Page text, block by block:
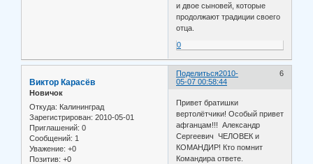
и двое сыновей, которые
продолжают традиции своего
отца.
0
Поделиться 6
2010-
05-07 00:58:44
Виктор Карасёв
Новичок
Откуда: Калининград
Зарегистрирован: 2010-05-01
Приглашений: 0
Сообщений: 1
Уважение: +0
Позитив: +0
Привет братишки
вертолётчики! Особый привет
афганцам!!! Александр
Сергеевич ЧЕЛОВЕК и
КОМАНДИР! Кто помнит
Командира ответе.